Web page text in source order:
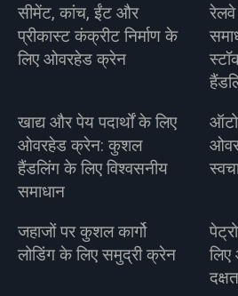
सीमेंट, कांच, ईंट और
प्रीकास्ट कंक्रीट निर्माण के
लिए ओवरहेड क्रेन
खाद्य और पेय पदार्थों के लिए
ओवरहेड क्रेन: कुशल
हैंडलिंग के लिए विश्वसनीय
समाधान
जहाजों पर कुशल कार्गो
लोडिंग के लिए समुद्री क्रेन